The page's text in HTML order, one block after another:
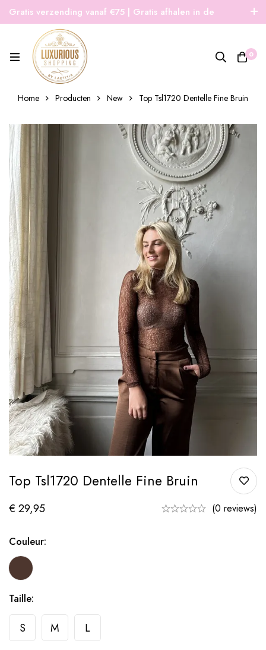
Gratis verzending vanaf €75 | Gratis afhalen in de
winkel | Snelle verzending
0
Home Producten New Top Tsl1720 Dentelle Fine Bruin
Top Tsl1720 Dentelle Fine Bruin
€ 29,95 (0 reviews)
Couleur:
Taille:
S M L